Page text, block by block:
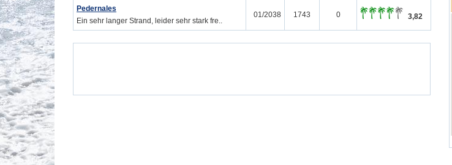
Pedernales
Ein sehr langer Strand, leider sehr stark fre..
01/2038 1743 0 3,82